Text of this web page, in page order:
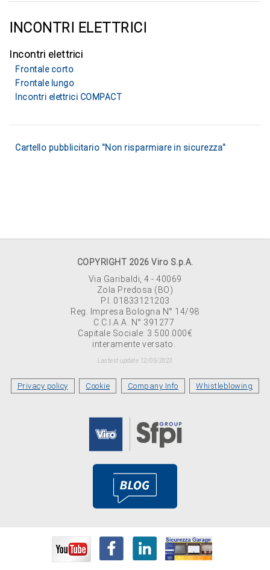
INCONTRI ELETTRICI
Incontri elettrici
Frontale corto
Frontale lungo
Incontri elettrici COMPACT
Cartello pubblicitario "Non risparmiare in sicurezza"
COPYRIGHT 2026 Viro S.p.A.
Via Garibaldi, 4 - 40069
Zola Predosa (BO)
P.I. 01833121203
Reg. Impresa Bologna N° 14/98
C.C.I.A.A. N° 391277
Capitale Sociale: 3.500.000€
interamente versato.
Lastest update 12/05/2023
Privacy policy Cookie Company Info Whistleblowing